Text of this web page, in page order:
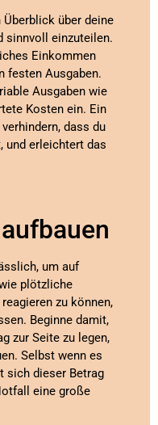
über deine
sinnvoll einzuteilen.
Einkommen
festen Ausgaben.
Ausgaben wie
Kosten ein. Ein
verhindern, dass du
und erleichtert das
um auf
plötzliche
zu können,
Beginne damit,
zur Seite zu legen,
Selbst wenn es
sich dieser Betrag
eine große